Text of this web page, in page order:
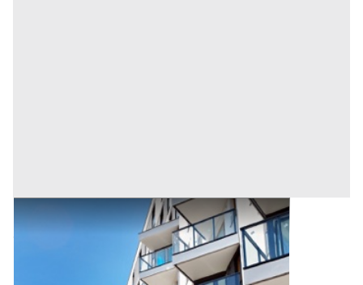
Appartamento all'asta a Padova
Carmignano di Brenta (Padova)
75.000 €